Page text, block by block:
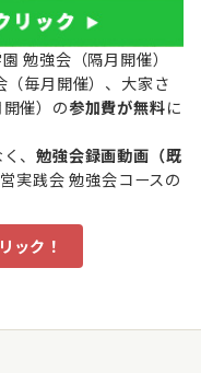
勉強会（隔月開催）
（毎月開催）、大家さ
催）の参加費が無料に
、勉強会録画動画（既
実践会 勉強会コースの
ック！